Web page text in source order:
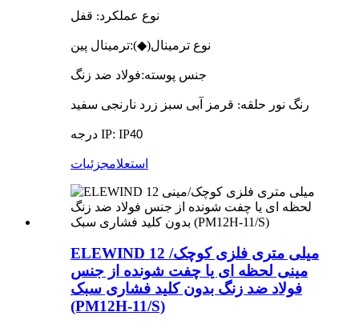
نوع عملکرد: قفل
نوع ترمینال(◆):ترمینال پین
جنس پوسته:فولاد ضد زنگ
رنگ نور حلقه: قرمز آبی سبز زرد نارنجی سفید
درجه IP: IP40
استعلامجزئیات
ELEWIND 12 میلی متری فلزی کوچک/
مینی لحظه ای یا چفت شونده از جنس
فولاد ضد زنگ بدون کلید فشاری سبک
(PM12H-11/S)